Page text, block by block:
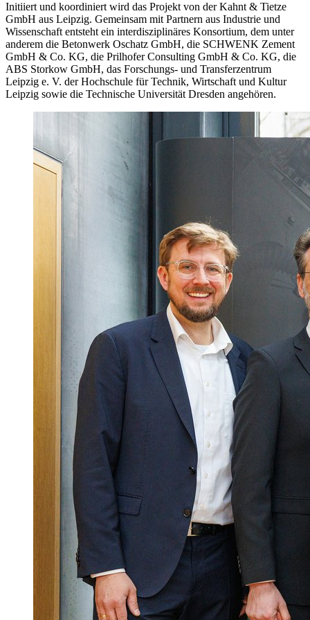
Initiiert und koordiniert wird das Projekt von der Kahnt & Tietze
GmbH aus Leipzig. Gemeinsam mit Partnern aus Industrie und
Wissenschaft entsteht ein interdisziplinäres Konsortium, dem unter
anderem die Betonwerk Oschatz GmbH, die SCHWENK Zement
GmbH & Co. KG, die Prilhofer Consulting GmbH & Co. KG, die
ABS Storkow GmbH, das Forschungs- und Transferzentrum
Leipzig e. V. der Hochschule für Technik, Wirtschaft und Kultur
Leipzig sowie die Technische Universität Dresden angehören.